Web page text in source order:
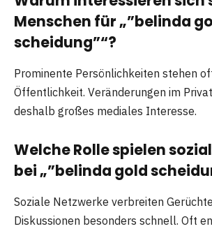
Menschen für „”belinda
scheidung”“?
Prominente Persönlichkeiten stehen
Öffentlichkeit. Veränderungen im
deshalb großes mediales Interesse.
Welche Rolle spielen
bei „”belinda gold
Soziale Netzwerke verbreiten
Diskussionen besonders schnell. Oft